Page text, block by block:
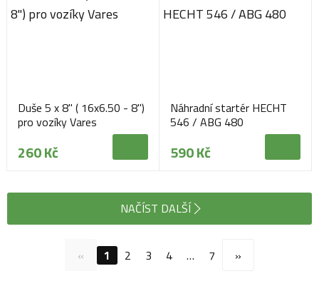
Duše 5 x 8" ( 16x6.50 - 8")
pro vozíky Vares
260 Kč
Náhradní startér HECHT
546 / ABG 480
590 Kč
NAČÍST DALŠÍ
« 1 2 3 4 … 7 »